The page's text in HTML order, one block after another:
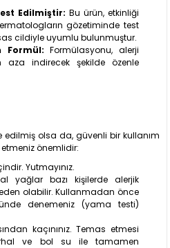
Edilmiştir: Bu ürün, etkinliği
gözetiminde test
cildiyle uyumlu bulunmuştur.
Formül: Formülasyonu, alerji
aza indirecek şekilde özenle
edilmiş olsa da, güvenli bir kullanım
önemlidir:
Yutmayınız.
yağlar bazı kişilerde alerjik
olabilir. Kullanmadan önce
denemeniz (yama testi)
kaçınınız. Temas etmesi
ve bol su ile tamamen